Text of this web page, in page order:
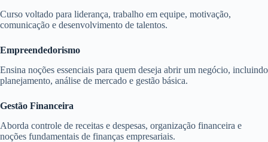
Curso voltado para liderança, trabalho em equipe, motivação,
comunicação e desenvolvimento de talentos.
Empreendedorismo
Ensina noções essenciais para quem deseja abrir um negócio, incluindo
planejamento, análise de mercado e gestão básica.
Gestão Financeira
Aborda controle de receitas e despesas, organização financeira e
noções fundamentais de finanças empresariais.